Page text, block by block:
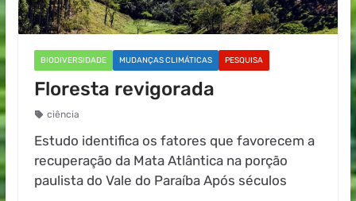
BIODIVERSIDADE MUDANÇAS CLIMÁTICAS PESQUISA
Floresta revigorada
ciência
Estudo identifica os fatores que favorecem a
recuperação da Mata Atlântica na porção
paulista do Vale do Paraíba Após séculos